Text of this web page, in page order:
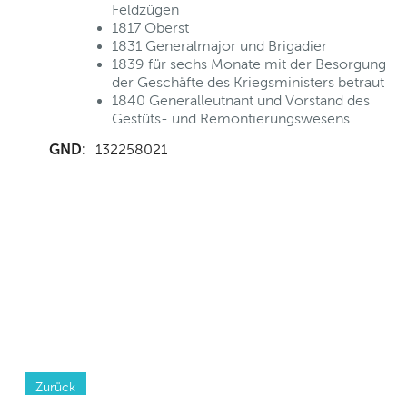
Feldzügen
1817 Oberst
1831 Generalmajor und Brigadier
1839 für sechs Monate mit der Besorgung
der Geschäfte des Kriegsministers betraut
1840 Generalleutnant und Vorstand des
Gestüts- und Remontierungswesens
GND: 132258021
Zurück